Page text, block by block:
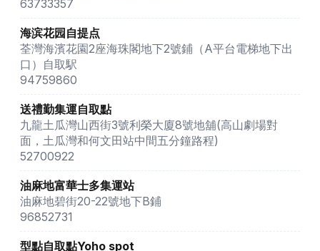
63733357
海滨花园自提点
荃灣海濱花園2座海珠閣地下2號鋪（A平台電梯地下出
口）自取駅
94759860
送禮勤集運自取點
九龍土瓜灣山西街3號利榮大廈8號地舖(高山劇場對
面，土瓜灣和何文田站中間五分鐘路程)
52700922
油麻地富華士多集運站
油麻地碧街20-22號地下B鋪
96852731
型點自取點Yoho spot